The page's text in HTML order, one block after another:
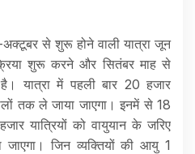
अक्टूबर से शुरू होने वाली यात्रा जून
शुरू करने और सितंबर माह से
यात्रा में पहली बार 20 हजार
तक ले जाया जाएगा। इनमें से 18
यात्रियों को वायुयान के जरिए
जिन व्यक्तियों की आयु 1